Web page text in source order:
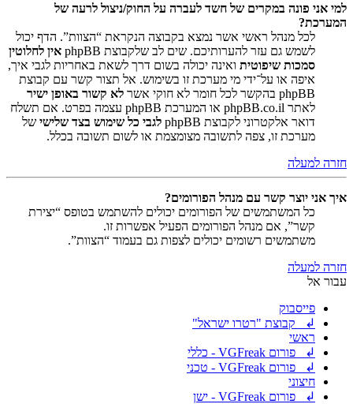
למי אני פונה במקרים של חשד לעברה על החוק/ניצול לרעה של
המערכת?
לכל מנהל ראשי אשר נמצא בקבוצה הנקראת “הצוות”. הדף יכול
לשמש גם עזר להערותיכם. שים לב שלקבוצת phpBB
אין לחלוטין
סמכות שיפוטית ואינה יכולה בשום דרך לשאת באחריות לגבי איך,
איפה או על־ידי מי מערכת זו בשימוש. אל תצור קשר עם קבוצת
phpBB בהקשר לכל חומר לא חוקי אשר
לא קשור באופן ישיר
לאתר phpBB.co.il או המערכת phpBB עצמה בפרט. אם תשלח
דואר אלקטרוני לקבוצת phpBB
לגבי כל שימוש בצד שלישי של
מערכת זו, צפה לתשובה מצומצמת או לשום תשובה בכלל.
חזרה למעלה
איך אני יוצר קשר עם מנהל הפורומים?
כל המשתמשים של הפורומים יכולים להשתמש בטופס “יצירת
קשר”, אם מנהל הפורומים הפעיל אפשרות זו.
משתמשים רשומים יכולים לצפות גם בעמוד “הצוות”.
חזרה למעלה
עבור אל
פייסבוק
↲ קבוצת "רטרו ישראל"
ראשי
↲ פורום VGFreak - כללי
↲ פורום VGFreak - טכני
חיצוני
↲ פורום VGFreak - ישן